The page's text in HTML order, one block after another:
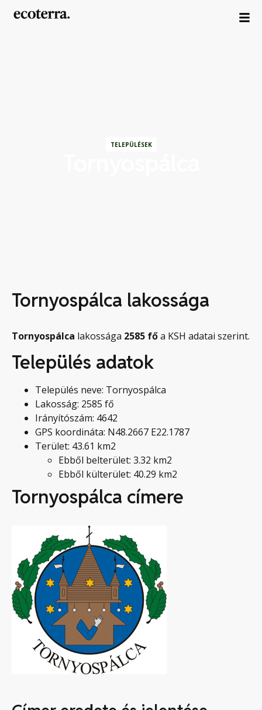
TELEPÜLÉSEK
Tornyospálca lakossága
Tornyospálca lakossága 2585 főa KSH adatai szerint.
Település adatok
Település neve: Tornyospálca
Lakosság: 2585 fő
Irányítószám: 4642
GPS koordináta: N48.2667 E22.1787
Terület: 43.61 km2
Ebből belterület: 3.32 km2
Ebből külterület: 40.29 km2
Tornyospálca címere